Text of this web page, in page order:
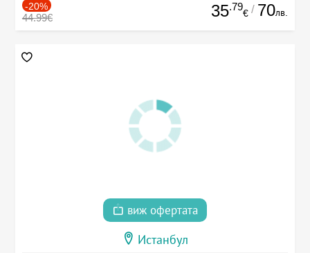
-20%
44.99€ 35.79
€ / 70лв.
виж офертата
Истанбул